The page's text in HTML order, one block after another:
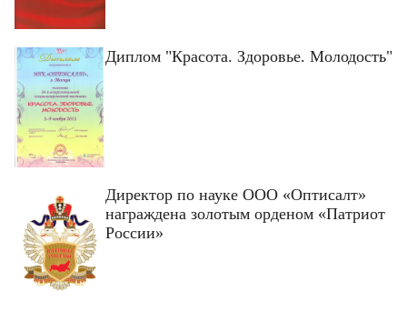
Диплом "Красота. Здоровье. Молодость"
Директор по науке ООО «Оптисалт»
награждена золотым орденом «Патриот
России»